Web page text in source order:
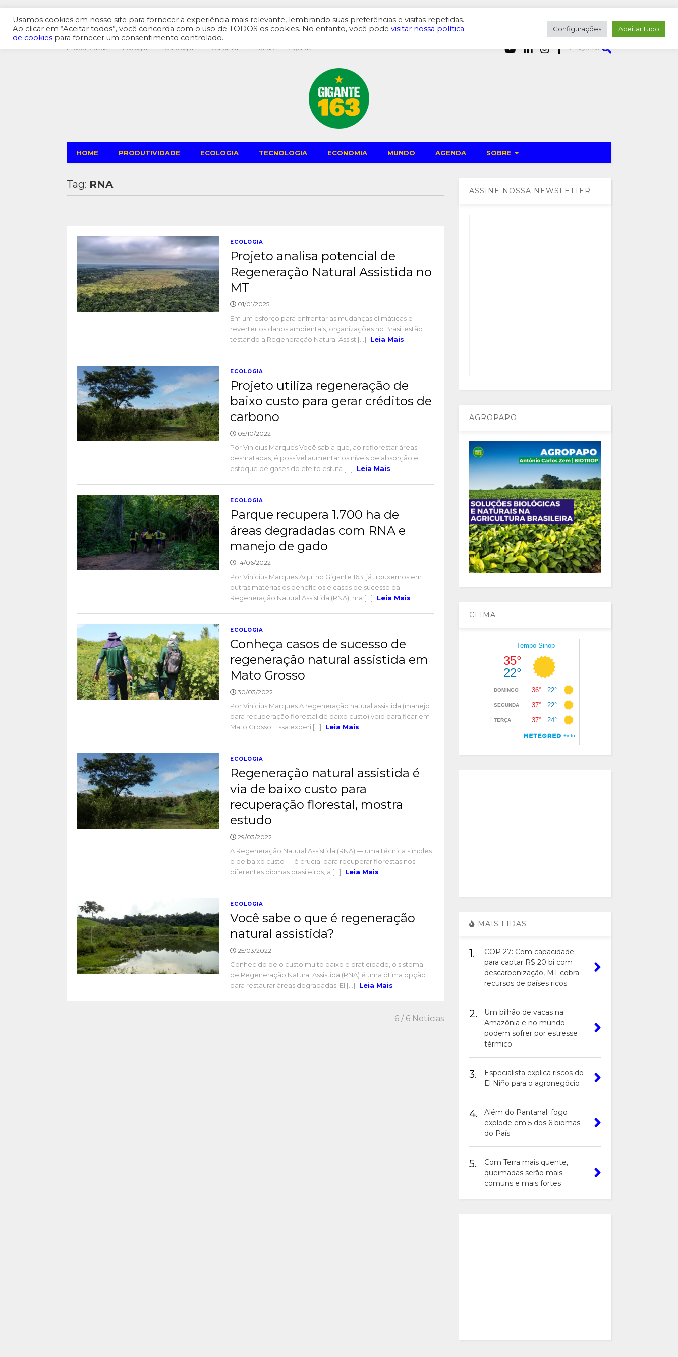
Produtividade Ecologia Tecnologia Economia Mundo Agenda PESQUISAR
HOME PRODUTIVIDADE ECOLOGIA TECNOLOGIA ECONOMIA MUNDO AGENDA SOBRE
Tag: RNA
ECOLOGIA
Projeto analisa potencial de
Regeneração Natural Assistida no
MT
01/01/2025
Em um esforço para enfrentar as mudanças climáticas e
reverter os danos ambientais, organizações no Brasil estão
testando a Regeneração Natural Assist [...]
Leia Mais
ECOLOGIA
Projeto utiliza regeneração de
baixo custo para gerar créditos de
carbono
05/10/2022
Por Vinicius Marques Você sabia que, ao reflorestar áreas
desmatadas, é possível aumentar os níveis de absorção e
estoque de gases do efeito estufa [...]
Leia Mais
ECOLOGIA
Parque recupera 1.700 ha de
áreas degradadas com RNA e
manejo de gado
14/06/2022
Por Vinicius Marques Aqui no Gigante 163, já trouxemos em
outras matérias os benefícios e casos de sucesso da
Regeneração Natural Assistida (RNA), ma [...]
Leia Mais
ECOLOGIA
Conheça casos de sucesso de
regeneração natural assistida em
Mato Grosso
30/03/2022
Por Vinicius Marques A regeneração natural assistida (manejo
para recuperação florestal de baixo custo) veio para ficar em
Mato Grosso. Essa experi [...]
Leia Mais
ECOLOGIA
Regeneração natural assistida é
via de baixo custo para
recuperação florestal, mostra
estudo
29/03/2022
A Regeneração Natural Assistida (RNA) — uma técnica simples
e de baixo custo — é crucial para recuperar florestas nos
diferentes biomas brasileiros, a [...]
Leia Mais
ECOLOGIA
Você sabe o que é regeneração
natural assistida?
25/03/2022
Conhecido pelo custo muito baixo e praticidade, o sistema
de Regeneração Natural Assistida (RNA) é uma ótima opção
para restaurar áreas degradadas. El [...]
Leia Mais
6/ 6 Notícias
ASSINE NOSSA NEWSLETTER
AGROPAPO
CLIMA
MAIS LIDAS
1.
COP 27: Com capacidade
para captar R$ 20 bi com
descarbonização, MT cobra
recursos de países ricos
2.
Um bilhão de vacas na
Amazônia e no mundo
podem sofrer por estresse
térmico
3.
Especialista explica riscos do
El Niño para o agronegócio
4.
Além do Pantanal: fogo
explode em 5 dos 6 biomas
do País
5.
Com Terra mais quente,
queimadas serão mais
comuns e mais fortes
Usamos cookies em nosso site para fornecer a experiência mais relevante, lembrando suas preferências e visitas repetidas.
Ao clicar em “Aceitar todos”, você concorda com o uso de TODOS os cookies. No entanto, você pode visitar nossa política
de cookies para fornecer um consentimento controlado.
Configurações Aceitar tudo